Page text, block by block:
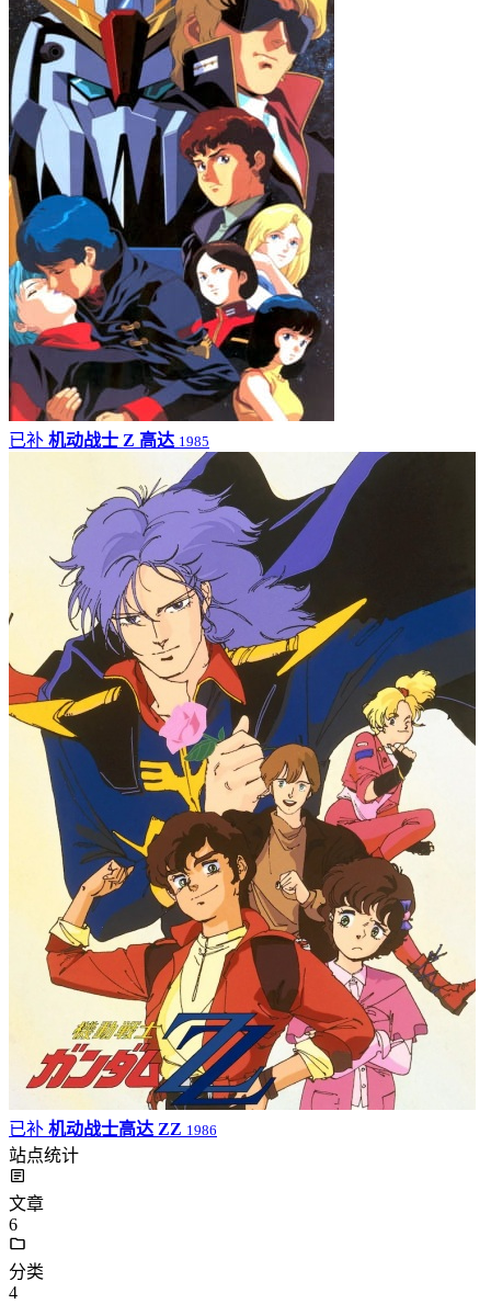
已补 机动战士 Z 高达 1985
已补 机动战士高达 ZZ 1986
站点统计
文章
6
分类
4